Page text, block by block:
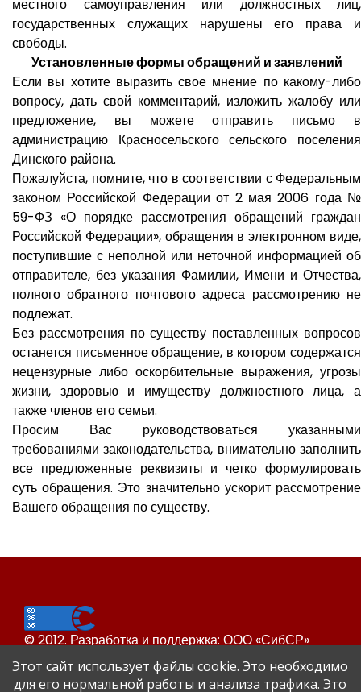
местного самоуправления или должностных лиц,
государственных служащих нарушены его права и
свободы.
Установленные формы обращений и заявлений
Если вы хотите выразить свое мнение по какому-либо
вопросу, дать свой комментарий, изложить жалобу или
предложение, вы можете отправить письмо в
администрацию Красносельского сельского поселения
Динского района.
Пожалуйста, помните, что в соответствии с Федеральным
законом Российской Федерации от 2 мая 2006 года №
59-ФЗ «О порядке рассмотрения обращений граждан
Российской Федерации», обращения в электронном виде,
поступившие с неполной или неточной информацией об
отправителе, без указания Фамилии, Имени и Отчества,
полного обратного почтового адреса рассмотрению не
подлежат.
Без рассмотрения по существу поставленных вопросов
останется письменное обращение, в котором содержатся
нецензурные либо оскорбительные выражения, угрозы
жизни, здоровью и имуществу должностного лица, а
также членов его семьи.
Просим Вас руководствоваться указанными
требованиями законодательства, внимательно заполнить
все предложенные реквизиты и четко формулировать
суть обращения. Это значительно ускорит рассмотрение
Вашего обращения по существу.
© 2012. Разработка и поддержка: ООО «СибСР»
Все права защищены законом и международными
соглашениями.
Этот сайт использует файлы cookie. Это необходимо
для его нормальной работы и анализа трафика. Это